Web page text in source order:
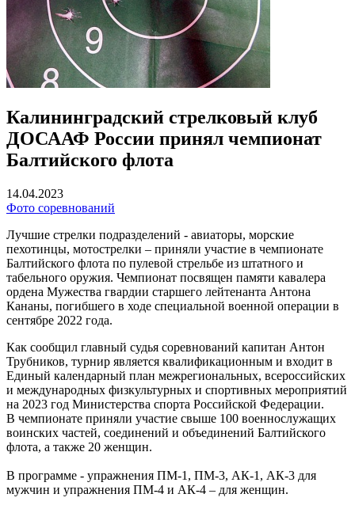
Калининградский стрелковый клуб
ДОСААФ России принял чемпионат
Балтийского флота
14.04.2023
Фото соревнований
Лучшие стрелки подразделений - авиаторы, морские
пехотинцы, мотострелки – приняли участие в чемпионате
Балтийского флота по пулевой стрельбе из штатного и
табельного оружия. Чемпионат посвящен памяти кавалера
ордена Мужества гвардии старшего лейтенанта Антона
Кананы, погибшего в ходе специальной военной операции в
сентябре 2022 года.
Как сообщил главный судья соревнований капитан Антон
Трубников, турнир является квалификационным и входит в
Единый календарный план межрегиональных, всероссийских
и международных физкультурных и спортивных мероприятий
на 2023 год Министерства спорта Российской Федерации.
В чемпионате приняли участие свыше 100 военнослужащих
воинских частей, соединений и объединений Балтийского
флота, а также 20 женщин.
В программе - упражнения ПМ-1, ПМ-3, АК-1, АК-3 для
мужчин и упражнения ПМ-4 и АК-4 – для женщин.